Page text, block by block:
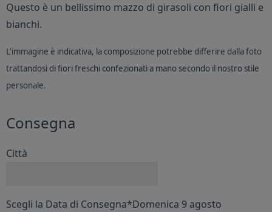
Questo è un bellissimo mazzo di girasoli con fiori gialli e
bianchi.
L'immagine è indicativa, la composizione potrebbe differire dalla foto
trattandosi di fiori freschi confezionati a mano secondo il nostro stile
personale.
Consegna
Città
Scegli la Data di Consegna*Domenica 9 agosto